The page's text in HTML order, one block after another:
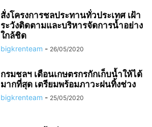
สั่งโครงการชลประทานทั่วประเทศ เฝ้า
ระวังติดตามและบริหารจัดการน้ำอย่าง
ใกล้ชิด
bigkrenteam - 26/05/2020
กรมชลฯ เตือนเกษตรกรกักเก็บน้ำให้ได้
มากที่สุด เตรียมพร้อมภาวะฝนทิ้งช่วง
bigkrenteam - 25/05/2020